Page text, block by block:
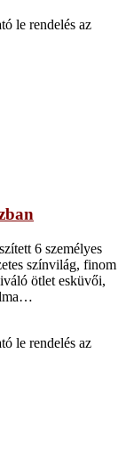
le rendelés az
6 személyes
színvilág, finom
ötlet esküvői,
le rendelés az